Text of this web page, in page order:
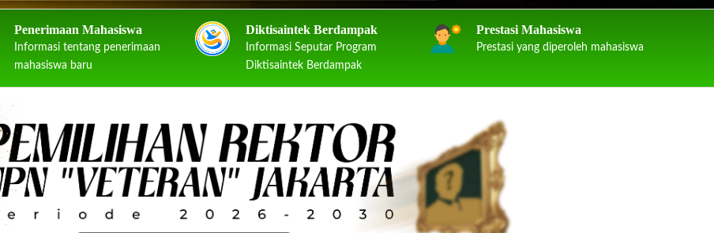
Penerimaan Mahasiswa
Informasi tentang penerimaan
mahasiswa baru
Diktisaintek Berdampak
Informasi Seputar Program
Diktisaintek Berdampak
Prestasi Mahasiswa
Prestasi yang diperoleh mahasiswa